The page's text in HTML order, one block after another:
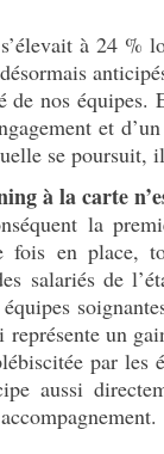
à 24 %
nos équipes.
et
se poursuit,
à la carte
la
fois en place,
salariés de
équipes
représente un
par
aussi